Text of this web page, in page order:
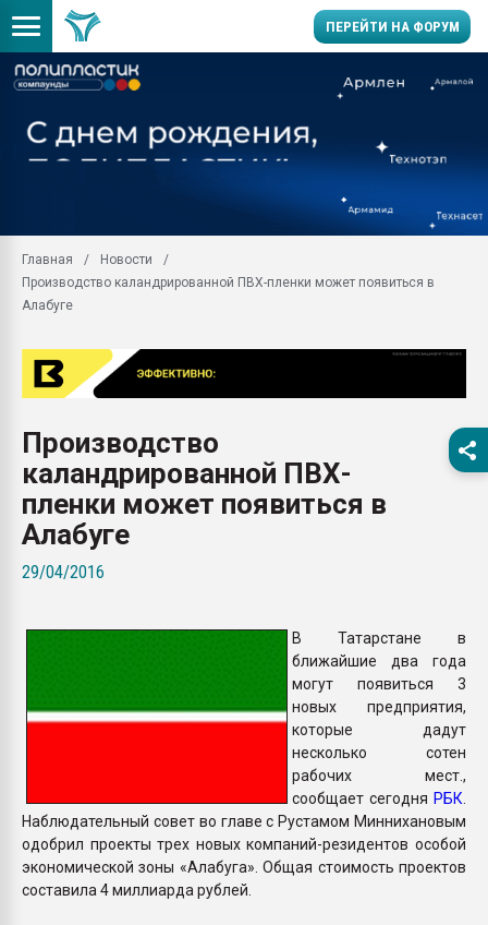
ПЕРЕЙТИ НА ФОРУМ
пластмасс
ситуацией на
Продам отходы
Armaloy PC/ABS-1IM
26.07.2022 "Сибирский
Профильная
покупка, обмен
Главная
Новости
Производство каландрированной ПВХ-пленки может появиться в
Алабуге
Производство
каландрированной ПВХ-
пленки может появиться в
Алабуге
29/04/2016
В Татарстане в
ближайшие два года
могут появиться 3
новых предприятия,
которые дадут
несколько сотен
рабочих мест.,
сообщает сегодня РБК
Наблюдательный совет во главе с Рустамом Миннихановым
одобрил проекты трех новых компаний-резидентов особой
экономической зоны «Алабуга». Общая стоимость проектов
составила 4 миллиарда рублей.